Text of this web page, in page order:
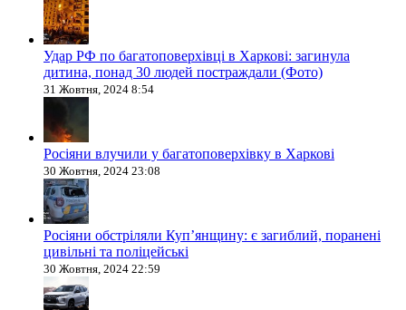
Удар РФ по багатоповерхівці в Харкові: загинула
дитина, понад 30 людей постраждали (Фото)
31 Жовтня, 2024 8:54
Росіяни влучили у багатоповерхівку в Харкові
30 Жовтня, 2024 23:08
Росіяни обстріляли Купʼянщину: є загиблий, поранені
цивільні та поліцейські
30 Жовтня, 2024 22:59